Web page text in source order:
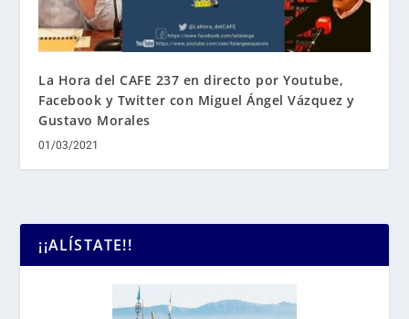
La Hora del CAFE 237 en directo por Youtube,
Facebook y Twitter con Miguel Ángel Vázquez y
Gustavo Morales
01/03/2021
¡¡ALÍSTATE!!